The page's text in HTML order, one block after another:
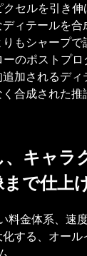
セルを引き
ィテールを合
もシャープ
のポストプ
追加されるディ
合成された推
キャラ
で仕上
料金体系、速
する、オール